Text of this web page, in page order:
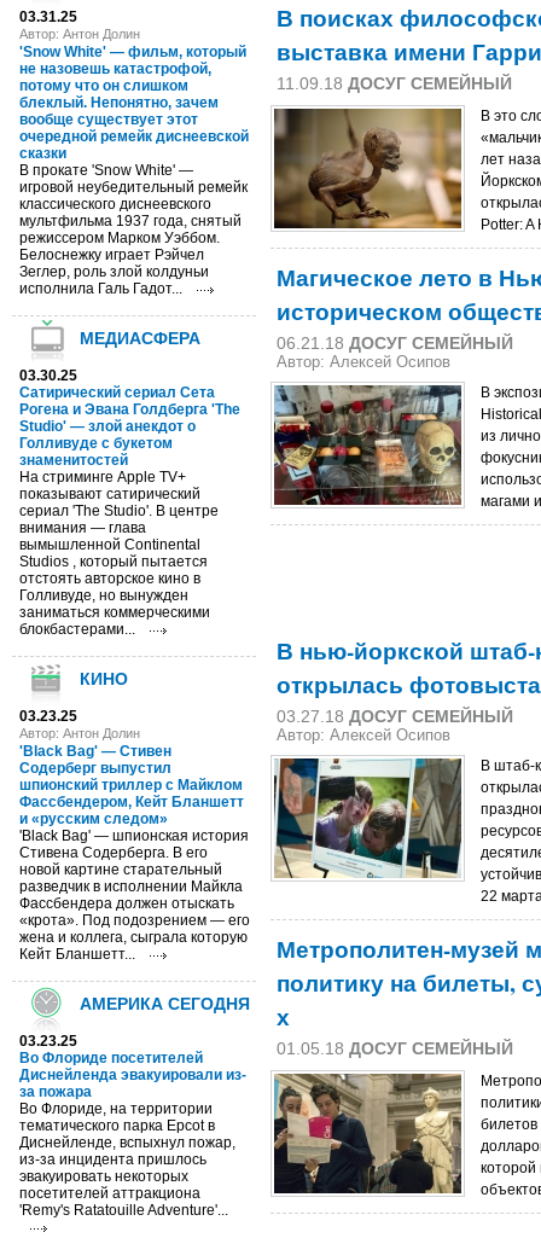
03.31.25
Автор: Антон Долин
'Snow White' — фильм, который
не назовешь катастрофой,
потому что он слишком
блеклый. Непонятно, зачем
вообще существует этот
очередной ремейк диснеевской
сказки
В прокате 'Snow White' —
игровой неубедительный ремейк
классического диснеевского
мультфильма 1937 года, снятый
режиссером Марком Уэббом.
Белоснежку играет Рэйчел
Зеглер, роль злой колдуньи
исполнила Галь Гадот...
МЕДИАСФЕРА
03.30.25
Сатирический сериал Сета
Рогена и Эвана Голдберга 'The
Studio' — злой анекдот о
Голливуде с букетом
знаменитостей
На стриминге Apple TV+
показывают сатирический
сериал 'The Studio'. В центре
внимания — глава
вымышленной Continental
Studios , который пытается
отстоять авторское кино в
Голливуде, но вынужден
заниматься коммерческими
блокбастерами...
КИНО
03.23.25
Автор: Антон Долин
'Black Bag' — Стивен
Содерберг выпустил
шпионский триллер с Майклом
Фассбендером, Кейт Бланшетт
и «русским следом»
'Black Bag' — шпионская история
Стивена Содерберга. В его
новой картине старательный
разведчик в исполнении Майкла
Фассбендера должен отыскать
«крота». Под подозрением — его
жена и коллега, сыграла которую
Кейт Бланшетт...
АМЕРИКА СЕГОДНЯ
03.23.25
Во Флориде посетителей
Диснейленда эвакуировали из-
за пожара
Во Флориде, на территории
тематического парка Epcot в
Диснейленде, вспыхнул пожар,
из-за инцидента пришлось
эвакуировать некоторых
посетителей аттракциона
'Remy's Ratatouille Adventure'...
В поисках
выставка имени
11.09.18 ДОСУГ СЕМЕЙНЫЙ
В это
лет
Potter:
Магическое лето в
историческом
06.21.18 ДОСУГ СЕМЕЙНЫЙ
Автор: Алексей Осипов
В
из
магами
В нью-йоркской
открылась
03.27.18 ДОСУГ СЕМЕЙНЫЙ
Автор: Алексей Осипов
В штаб-
22
Метрополитен-музей
политику на билеты,
х
01.05.18 ДОСУГ СЕМЕЙНЫЙ